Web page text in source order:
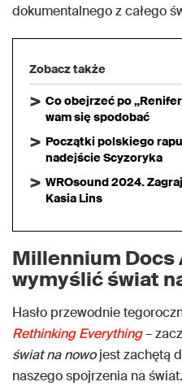
dokumentalnego z całego
Zobacz także
Co obejrzeć po
wam się spodobać
Początki polskiego
nadejście Scyzoryka
WROsound 2024.
Kasia Lins
Millennium Docs
wymyślić świat
Hasło przewodnie
Rethinking Everything–
świat na nowojest zachętą
naszego spojrzenia na świat.